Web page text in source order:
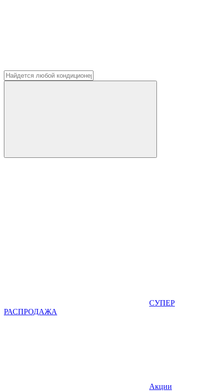
СУПЕР
РАСПРОДАЖА
Акции